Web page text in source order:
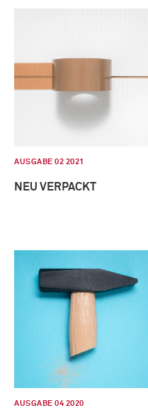
AUSGABE 02 2021
NEU VERPACKT
AUSGABE 04 2020